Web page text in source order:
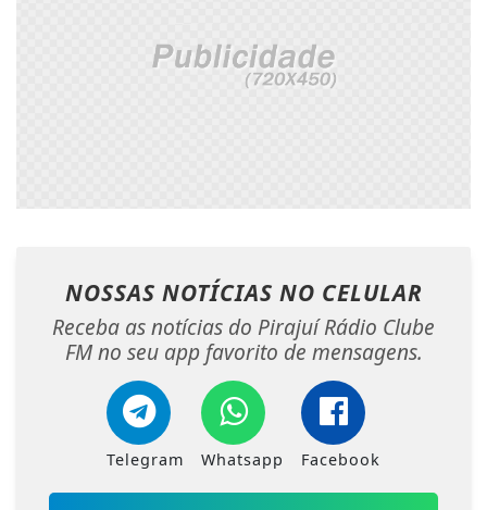
NOSSAS NOTÍCIAS NO CELULAR
Receba as notícias do Pirajuí Rádio Clube
FM no seu app favorito de mensagens.
Telegram Whatsapp Facebook